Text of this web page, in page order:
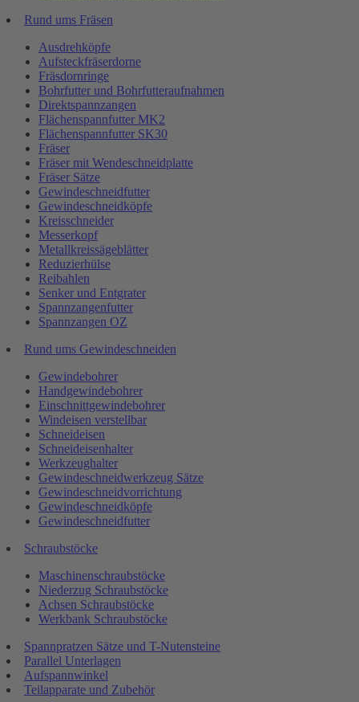
Rund ums Fräsen
Ausdrehköpfe
Aufsteckfräserdorne
Fräsdornringe
Bohrfutter und Bohrfutteraufnahmen
Direktspannzangen
Flächenspannfutter MK2
Flächenspannfutter SK30
Fräser
Fräser mit Wendeschneidplatte
Fräser Sätze
Gewindeschneidfutter
Gewindeschneidköpfe
Kreisschneider
Messerkopf
Metallkreissägeblätter
Reduzierhülse
Reibahlen
Senker und Entgrater
Spannzangenfutter
Spannzangen OZ
Rund ums Gewindeschneiden
Gewindebohrer
Handgewindebohrer
Einschnittgewindebohrer
Windeisen verstellbar
Schneideisen
Schneideisenhalter
Werkzeughalter
Gewindeschneidwerkzeug Sätze
Gewindeschneidvorrichtung
Gewindeschneidköpfe
Gewindeschneidfutter
Schraubstöcke
Maschinenschraubstöcke
Niederzug Schraubstöcke
Achsen Schraubstöcke
Werkbank Schraubstöcke
Spannpratzen Sätze und T-Nutensteine
Parallel Unterlagen
Aufspannwinkel
Teilapparate und Zubehör